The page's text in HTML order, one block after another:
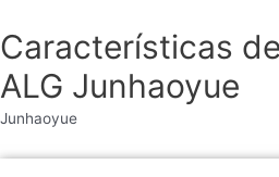
Características
ALG Junhaoyue
Junhaoyue